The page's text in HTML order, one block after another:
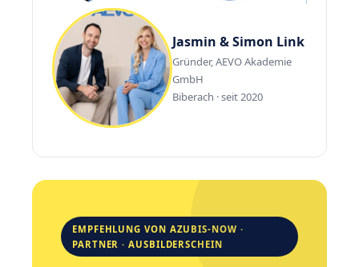
Jasmin & Simon Link
Gründer, AEVO Akademie
GmbH
Biberach · seit 2020
EMPFEHLUNG VON AZUBIS-NOW ·
PARTNER · AUSBILDERSCHEIN